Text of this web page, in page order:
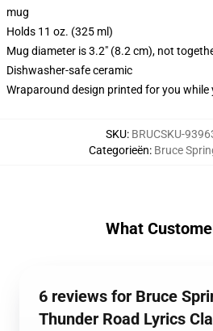
mug
Holds 11 oz. (325 ml)
Mug diameter is 3.2" (8.2 cm), not
Dishwasher-safe ceramic
Wraparound design printed for you while
SKU: BRUCSKU-
Categorieën: Bruce
What
6 reviews for Bruce
Thunder Road Lyrics